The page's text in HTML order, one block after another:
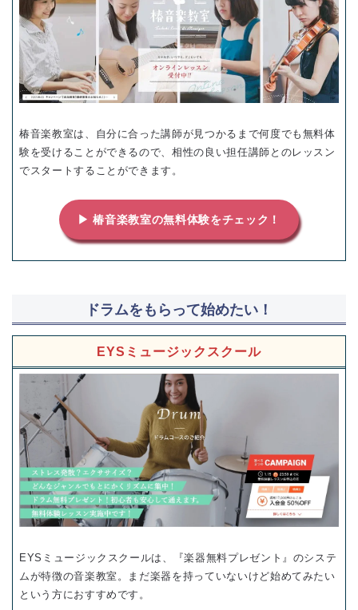
椿音楽教室は、自分に合った講師が見つかるまで何度でも無料体
験を受けることができるので、相性の良い担任講師とのレッスン
でスタートすることができます。
▶ 椿音楽教室の無料体験をチェック！
ドラムをもらって始めたい！
EYSミュージックスクール
EYSミュージックスクールは、『楽器無料プレゼント』のシステ
ムが特徴の音楽教室。まだ楽器を持っていないけど始めてみたい
という方におすすめです。